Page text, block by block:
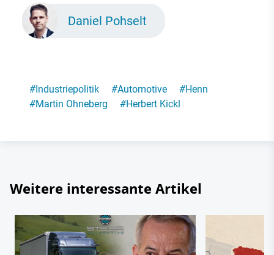
Daniel Pohselt
#Industriepolitik #Automotive #Henn
#Martin Ohneberg #Herbert Kickl
Weitere interessante Artikel